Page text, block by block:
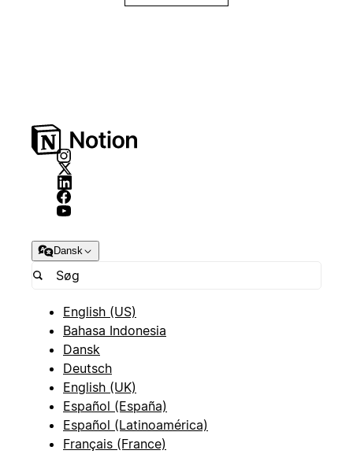
Dansk
English (US)
Bahasa Indonesia
Dansk
Deutsch
English (UK)
Español (España)
Español (Latinoamérica)
Français (France)